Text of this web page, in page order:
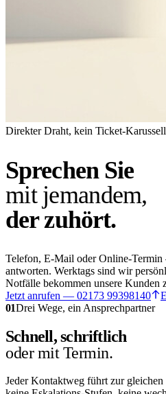
Direkter Draht, kein Ticket-Karussell
Sprechen Sie
mit jemandem,
der zuhört.
Telefon, E-Mail oder Online-
antworten. Werktags sind wir
Notfälle bekommen unsere Kunden
Jetzt anrufen — 02173 99398140
01Drei Wege, ein Ansprechpartner
Schnell, schriftlich
oder mit Termin.
Jeder Kontaktweg führt zur